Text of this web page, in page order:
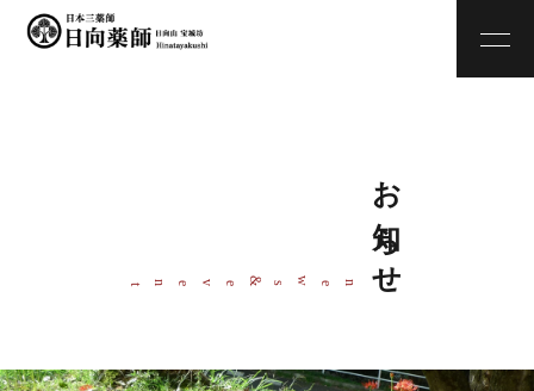
お知らせ
ne
w s
& even
t